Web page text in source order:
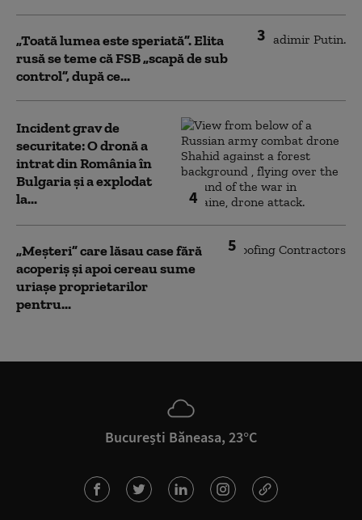
3
„Toată lumea este speriată”. Elita
rusă se teme că FSB „scapă de sub
control”, după ce...
4
Incident grav de
securitate: O dronă a
intrat din România în
Bulgaria şi a explodat
la...
5
„Meșteri” care lăsau case fără
acoperiș și apoi cereau sume
uriașe proprietarilor
pentru...
București Băneasa, 23°C